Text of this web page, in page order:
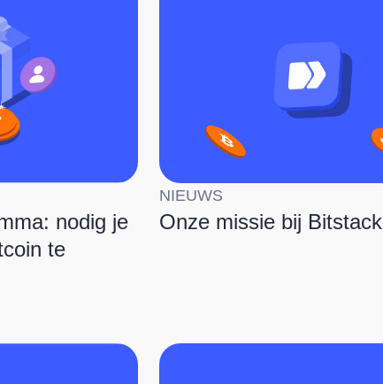
nodig je
te
NIEUWS
Onze missie bij Bitstack